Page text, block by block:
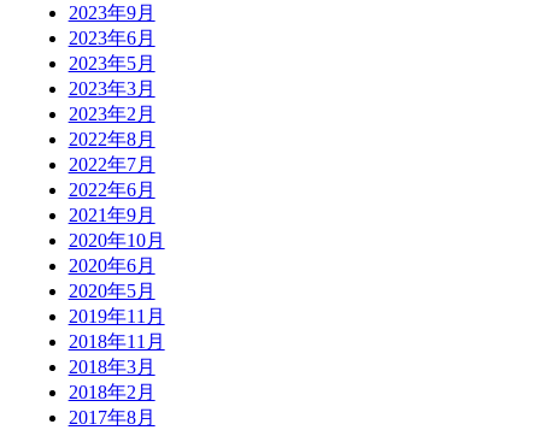
2023年9月
2023年6月
2023年5月
2023年3月
2023年2月
2022年8月
2022年7月
2022年6月
2021年9月
2020年10月
2020年6月
2020年5月
2019年11月
2018年11月
2018年3月
2018年2月
2017年8月